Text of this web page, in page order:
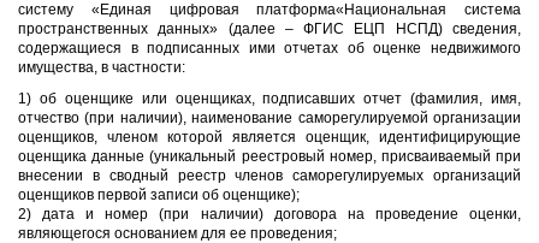
систему «Единая цифровая платформа«Национальная система
пространственных данных» (далее – ФГИС ЕЦП НСПД) сведения,
содержащиеся в подписанных ими отчетах об оценке недвижимого
имущества, в частности:
1) об оценщике или оценщиках, подписавших отчет (фамилия, имя,
отчество (при наличии), наименование саморегулируемой организации
оценщиков, членом которой является оценщик, идентифицирующие
оценщика данные (уникальный реестровый номер, присваиваемый при
внесении в сводный реестр членов саморегулируемых организаций
оценщиков первой записи об оценщике);
2) дата и номер (при наличии) договора на проведение оценки,
являющегося основанием для ее проведения;